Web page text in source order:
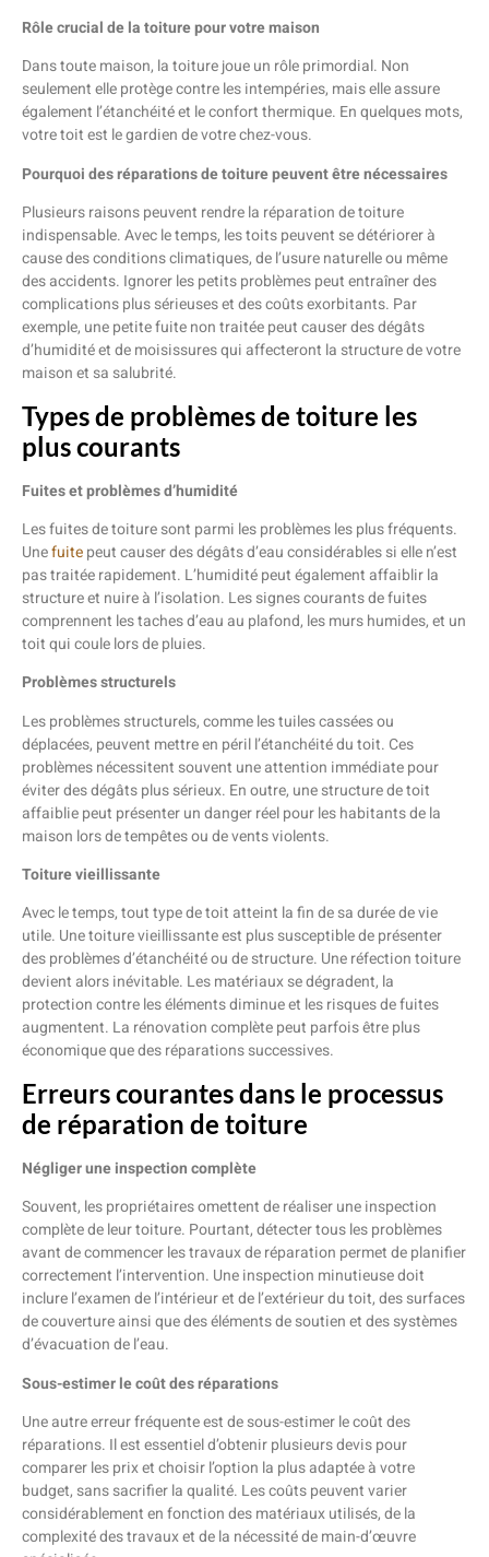
Rôle crucial de la toiture pour votre maison
Dans toute maison, la toiture joue un rôle primordial. Non
seulement elle protège contre les intempéries, mais elle assure
également l’étanchéité et le confort thermique. En quelques mots,
votre toit est le gardien de votre chez-vous.
Pourquoi des réparations de toiture peuvent être nécessaires
Plusieurs raisons peuvent rendre la réparation de toiture
indispensable. Avec le temps, les toits peuvent se détériorer à
cause des conditions climatiques, de l’usure naturelle ou même
des accidents. Ignorer les petits problèmes peut entraîner des
complications plus sérieuses et des coûts exorbitants. Par
exemple, une petite fuite non traitée peut causer des dégâts
d’humidité et de moisissures qui affecteront la structure de votre
maison et sa salubrité.
Types de problèmes de toiture les
plus courants
Fuites et problèmes d’humidité
Les fuites de toiture sont parmi les problèmes les plus fréquents.
Unefuitepeut causer des dégâts d’eau considérables si elle n’est
pas traitée rapidement. L’humidité peut également affaiblir la
structure et nuire à l’isolation. Les signes courants de fuites
comprennent les taches d’eau au plafond, les murs humides, et un
toit qui coule lors de pluies.
Problèmes structurels
Les problèmes structurels, comme les tuiles cassées ou
déplacées, peuvent mettre en péril l’étanchéité du toit. Ces
problèmes nécessitent souvent une attention immédiate pour
éviter des dégâts plus sérieux. En outre, une structure de toit
affaiblie peut présenter un danger réel pour les habitants de la
maison lors de tempêtes ou de vents violents.
Toiture vieillissante
Avec le temps, tout type de toit atteint la fin de sa durée de vie
utile. Une toiture vieillissante est plus susceptible de présenter
des problèmes d’étanchéité ou de structure. Une réfection toiture
devient alors inévitable. Les matériaux se dégradent, la
protection contre les éléments diminue et les risques de fuites
augmentent. La rénovation complète peut parfois être plus
économique que des réparations successives.
Erreurs courantes dans le processus
de réparation de toiture
Négliger une inspection complète
Souvent, les propriétaires omettent de réaliser une inspection
complète de leur toiture. Pourtant, détecter tous les problèmes
avant de commencer les travaux de réparation permet de planifier
correctement l’intervention. Une inspection minutieuse doit
inclure l’examen de l’intérieur et de l’extérieur du toit, des surfaces
de couverture ainsi que des éléments de soutien et des systèmes
d’évacuation de l’eau.
Sous-estimer le coût des réparations
Une autre erreur fréquente est de sous-estimer le coût des
réparations. Il est essentiel d’obtenir plusieurs devis pour
comparer les prix et choisir l’option la plus adaptée à votre
budget, sans sacrifier la qualité. Les coûts peuvent varier
considérablement en fonction des matériaux utilisés, de la
complexité des travaux et de la nécessité de main-d’œuvre